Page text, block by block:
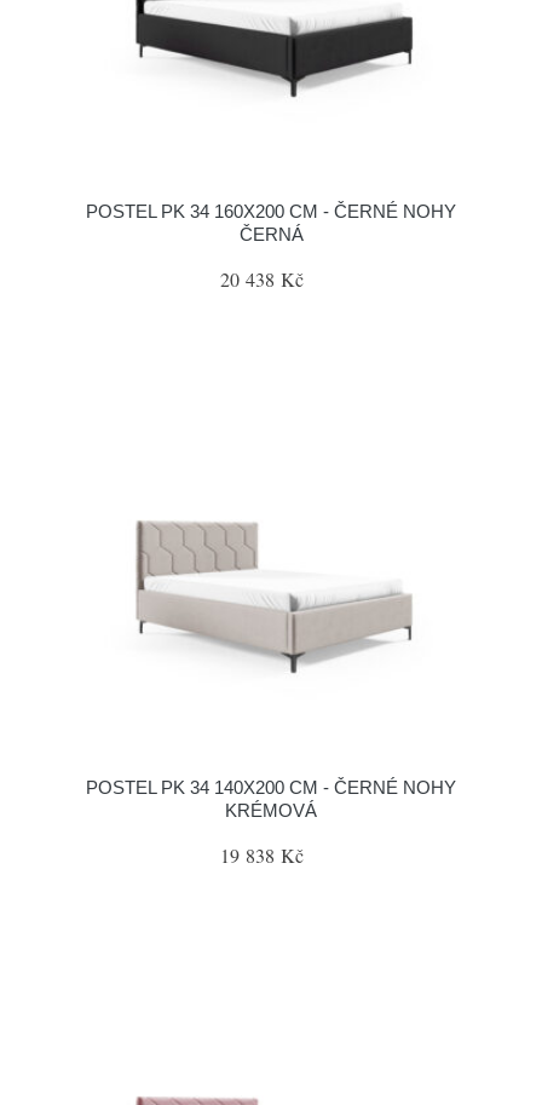
POSTEL PK 34 160X200 CM - ČERNÉ NOHY
ČERNÁ
20 438 Kč
POSTEL PK 34 140X200 CM - ČERNÉ NOHY
KRÉMOVÁ
19 838 Kč